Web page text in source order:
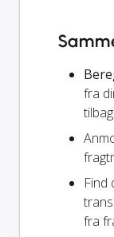
fra
Find
fra